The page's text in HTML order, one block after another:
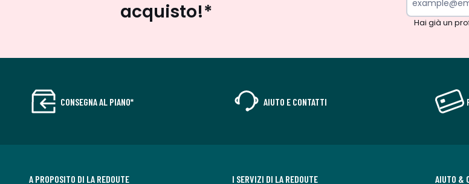
acquisto!*
Hai già un
CONSEGNA AL PIANO* AIUTO E CONTATTI
A PROPOSITO DI LA REDOUTE I SERVIZI DI LA REDOUTE AIUTO &